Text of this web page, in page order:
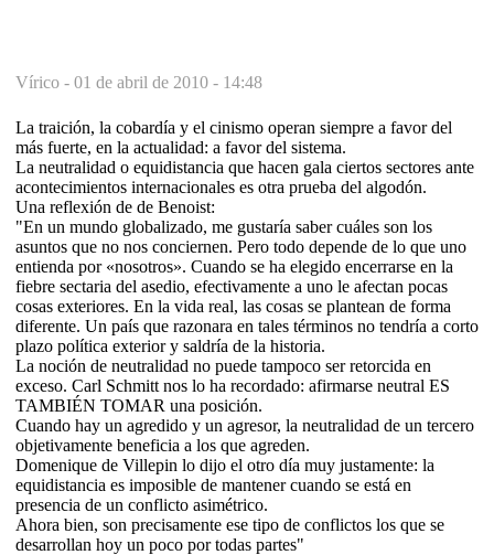
Vírico - 01 de abril de 2010 - 14:48
La traición, la cobardía y el cinismo operan siempre a favor del
más fuerte, en la actualidad: a favor del sistema.
La neutralidad o equidistancia que hacen gala ciertos sectores ante
acontecimientos internacionales es otra prueba del algodón.
Una reflexión de de Benoist:
"En un mundo globalizado, me gustaría saber cuáles son los
asuntos que no nos conciernen. Pero todo depende de lo que uno
entienda por «nosotros». Cuando se ha elegido encerrarse en la
fiebre sectaria del asedio, efectivamente a uno le afectan pocas
cosas exteriores. En la vida real, las cosas se plantean de forma
diferente. Un país que razonara en tales términos no tendría a corto
plazo política exterior y saldría de la historia.
La noción de neutralidad no puede tampoco ser retorcida en
exceso. Carl Schmitt nos lo ha recordado: afirmarse neutral ES
TAMBIÉN TOMAR una posición.
Cuando hay un agredido y un agresor, la neutralidad de un tercero
objetivamente beneficia a los que agreden.
Domenique de Villepin lo dijo el otro día muy justamente: la
equidistancia es imposible de mantener cuando se está en
presencia de un conflicto asimétrico.
Ahora bien, son precisamente ese tipo de conflictos los que se
desarrollan hoy un poco por todas partes"